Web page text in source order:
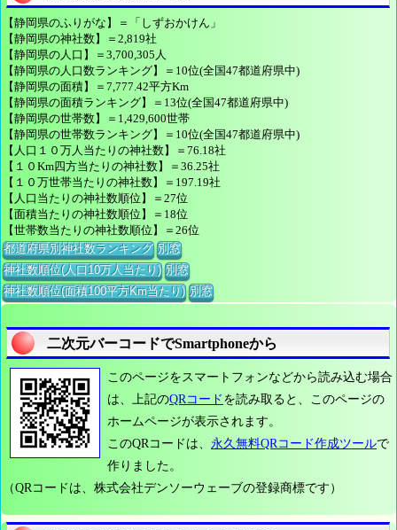
【静岡県のふりがな】＝「しずおかけん」
【静岡県の神社数】＝2,819社
【静岡県の人口】＝3,700,305人
【静岡県の人口数ランキング】＝10位(全国47都道府県中)
【静岡県の面積】＝7,777.42平方Km
【静岡県の面積ランキング】＝13位(全国47都道府県中)
【静岡県の世帯数】＝1,429,600世帯
【静岡県の世帯数ランキング】＝10位(全国47都道府県中)
【人口１０万人当たりの神社数】＝76.18社
【１０Km四方当たりの神社数】＝36.25社
【１０万世帯当たりの神社数】＝197.19社
【人口当たりの神社数順位】＝27位
【面積当たりの神社数順位】＝18位
【世帯数当たりの神社数順位】＝26位
都道府県別神社数ランキング 別窓
神社数順位(人口10万人当たり) 別窓
神社数順位(面積100平方Km当たり) 別窓
二次元バーコードでSmartphoneから
このページをスマートフォンなどから読み込む場合
は、上記のQRコード を読み取ると、このページの
ホームページが表示されます。
このQRコードは、 永久無料QRコード作成ツールで
作りました。
（QRコードは、株式会社デンソーウェーブの登録商標です）